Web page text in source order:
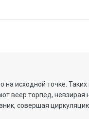
исходной точке.
веер торпед,
совершая